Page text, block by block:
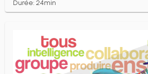
Durée: 24min